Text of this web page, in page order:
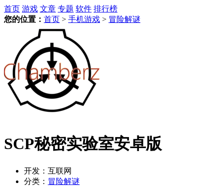
首页 游戏 文章 专题 软件 排行榜
您的位置： 首页 > 手机游戏 > 冒险解谜
SCP秘密实验室安卓版
开发： 互联网
分类： 冒险解谜